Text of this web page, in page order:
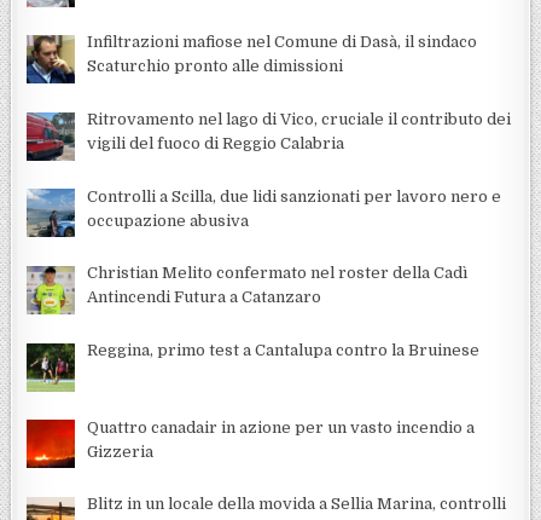
Infiltrazioni mafiose nel Comune di Dasà, il sindaco
Scaturchio pronto alle dimissioni
Ritrovamento nel lago di Vico, cruciale il contributo dei
vigili del fuoco di Reggio Calabria
Controlli a Scilla, due lidi sanzionati per lavoro nero e
occupazione abusiva
Christian Melito confermato nel roster della Cadì
Antincendi Futura a Catanzaro
Reggina, primo test a Cantalupa contro la Bruinese
Quattro canadair in azione per un vasto incendio a
Gizzeria
Blitz in un locale della movida a Sellia Marina, controlli